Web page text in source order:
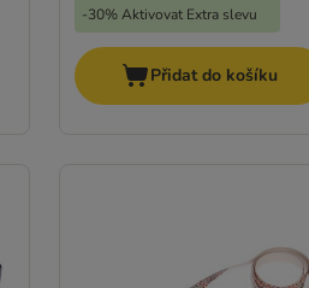
-30% Aktivovat Extra slevu
Přidat do košíku